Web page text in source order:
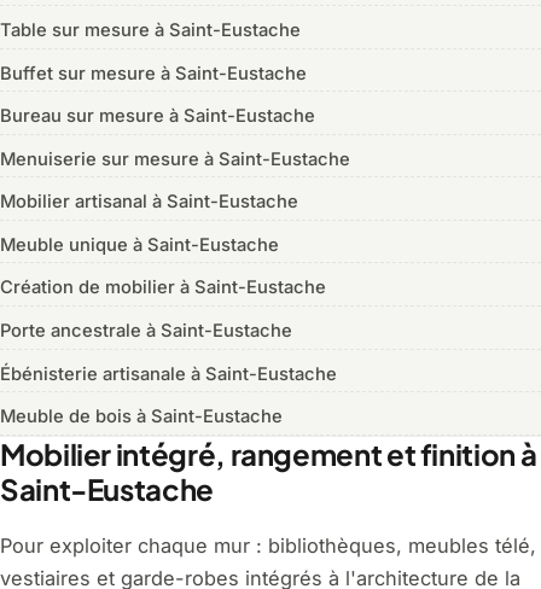
Table sur mesure à Saint-Eustache
Buffet sur mesure à Saint-Eustache
Bureau sur mesure à Saint-Eustache
Menuiserie sur mesure à Saint-Eustache
Mobilier artisanal à Saint-Eustache
Meuble unique à Saint-Eustache
Création de mobilier à Saint-Eustache
Porte ancestrale à Saint-Eustache
Ébénisterie artisanale à Saint-Eustache
Meuble de bois à Saint-Eustache
Mobilier intégré, rangement et finition à
Saint-Eustache
Pour exploiter chaque mur : bibliothèques, meubles télé,
vestiaires et garde-robes intégrés à l'architecture de la